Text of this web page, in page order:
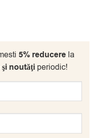
5% reducere la
noutăţiperiodic!